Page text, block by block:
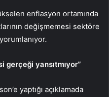
enflasyon ortamında
değişmemesi sektöre
gerçeği yansıtmıyor”
yaptığı açıklamada